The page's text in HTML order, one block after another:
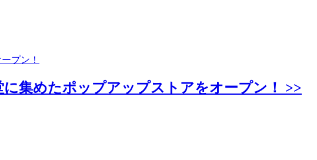
プン！
集めたポップアップストアをオープン！ >>